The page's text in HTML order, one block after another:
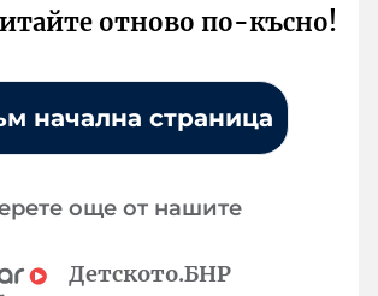
отново по-късно!
начална страница
още от нашите
Детското.БНР